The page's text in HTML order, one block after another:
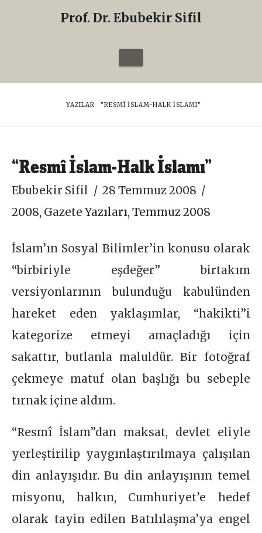
Sifil
Prof. Dr. Ebubekir Sifil
Navigation
HOME
YAZILAR "RESMÎ İSLAM-HALK İSLAMI"
“Resmî İslam-Halk İslamı”
Ebubekir Sifil
28 Temmuz 2008
2008, Gazete Yazıları,Temmuz 2008
İslam’ın Sosyal Bilimler’in konusu olarak
“birbiriyle eşdeğer” birtakım
versiyonlarının bulunduğu kabulünden
hareket eden yaklaşımlar, “hakikti”i
kategorize etmeyi amaçladığı için
sakattır, butlanla maluldür. Bir fotoğraf
çekmeye matuf olan başlığı bu sebeple
tırnak içine aldım.
“Resmî İslam”dan maksat, devlet eliyle
yerleştirilip yaygınlaştırılmaya çalışılan
din anlayışıdır. Bu din anlayışının temel
misyonu, halkın, Cumhuriyet’e hedef
olarak tayin edilen Batılılaşma’ya engel